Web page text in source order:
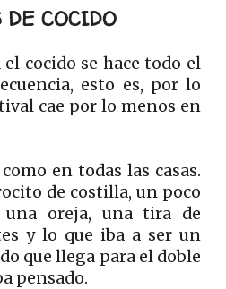
COCIDO
cocido se hace todo el
esto es, por lo
cae por lo menos en
en todas las casas.
de costilla, un poco
oreja, una tira de
y lo que iba a ser un
que llega para el doble
pensado.